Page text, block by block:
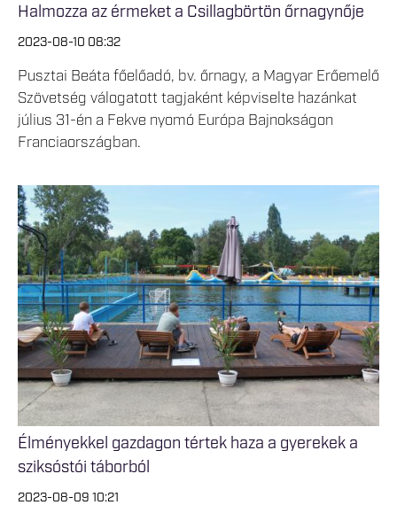
Halmozza az érmeket a Csillagbörtön őrnagynője
2023-08-10 08:32
Pusztai Beáta főelőadó, bv. őrnagy, a Magyar Erőemelő
Szövetség válogatott tagjaként képviselte hazánkat
július 31-én a Fekve nyomó Európa Bajnokságon
Franciaországban.
Élményekkel gazdagon tértek haza a gyerekek a
sziksóstói táborból
2023-08-09 10:21